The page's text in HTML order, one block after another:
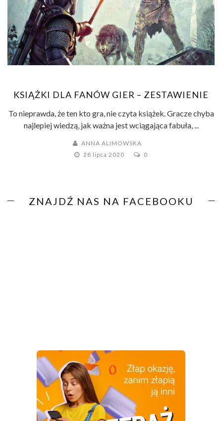
KSIĄŻKI DLA FANÓW GIER – ZESTAWIENIE
To nieprawda, że ten kto gra, nie czyta książek. Gracze chyba
najlepiej wiedzą, jak ważna jest wciągająca fabuła, ...
ANNA ALIMOWSKA
28 lipca 2020
0
ZNAJDŹ NAS NA FACEBOOKU